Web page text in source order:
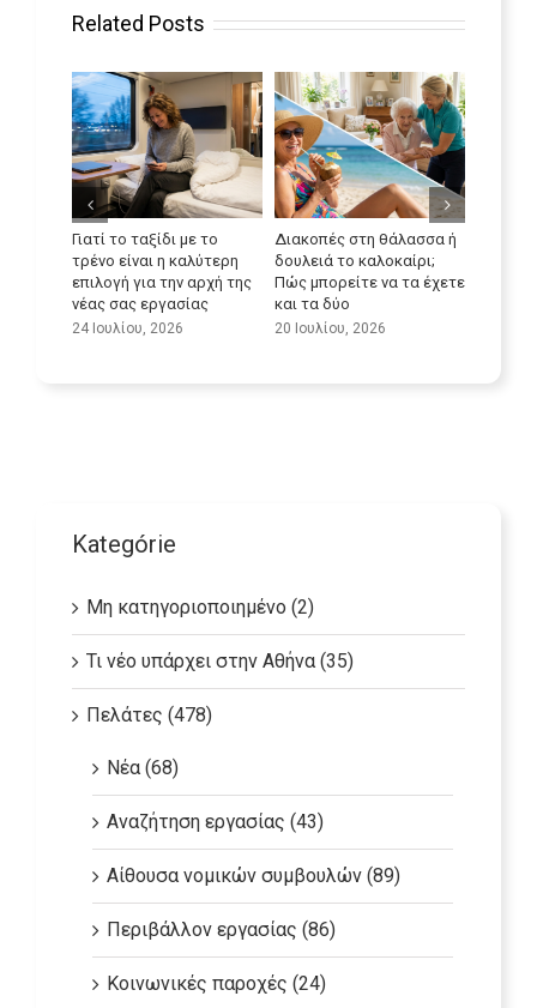
Related Posts
Διακοπές στη θάλασσα ή
δουλειά το καλοκαίρι;
Πώς μπορείτε να τα έχετε
και τα δύο
20 Ιουλίου, 2026
Βελτιώστε τις γλωσσικές
σας δεξιότητες
9 Ιουλίου, 2026
Kategórie
Μη κατηγοριοποιημένο (2)
Τι νέο υπάρχει στην Αθήνα (35)
Πελάτες (478)
Νέα (68)
Αναζήτηση εργασίας (43)
Αίθουσα νομικών συμβουλών (89)
Περιβάλλον εργασίας (86)
Κοινωνικές παροχές (24)